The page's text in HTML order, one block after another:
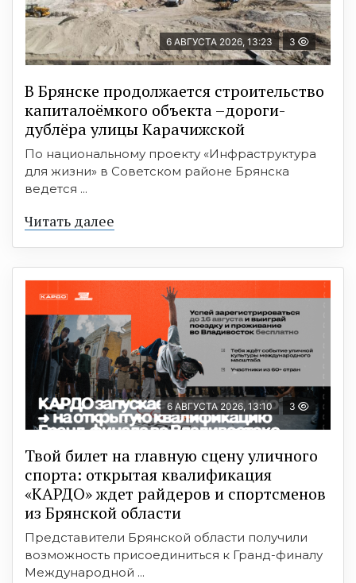
6 АВГУСТА 2026, 13:23 3
В Брянске продолжается строительство
капиталоёмкого объекта –дороги-
дублёра улицы Карачижской
По национальному проекту «Инфраструктура
для жизни» в Советском районе Брянска
ведется ...
Читать далее
6 АВГУСТА 2026, 13:10 3
Твой билет на главную сцену уличного
спорта: открытая квалификация
«КАРДО» ждет райдеров и спортсменов
из Брянской области
Представители Брянской области получили
возможность присоединиться к Гранд-финалу
Международной ...